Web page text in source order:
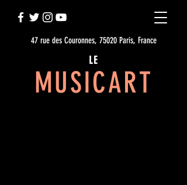
LE
MUSICART
47 rue des Couronnes, 75020 Paris, France